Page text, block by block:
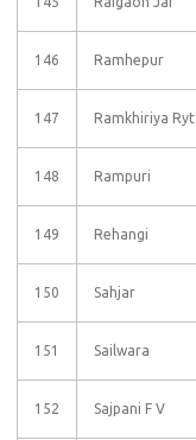
146 Ramhepur
147 Ramkhiriya Ryt
148 Rampuri
149 Rehangi
150 Sahjar
151 Sailwara
152 Sajpani F V